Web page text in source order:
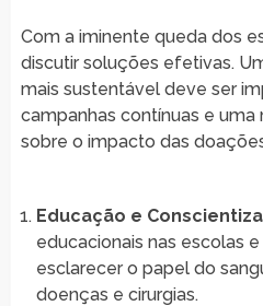
Com a iminente queda dos
discutir soluções efetivas.
mais sustentável deve ser
campanhas contínuas e uma
sobre o impacto das
Educação e
educacionais nas escolas
esclarecer o papel do
doenças e cirurgias.